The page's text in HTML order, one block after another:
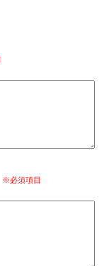
※必須項目